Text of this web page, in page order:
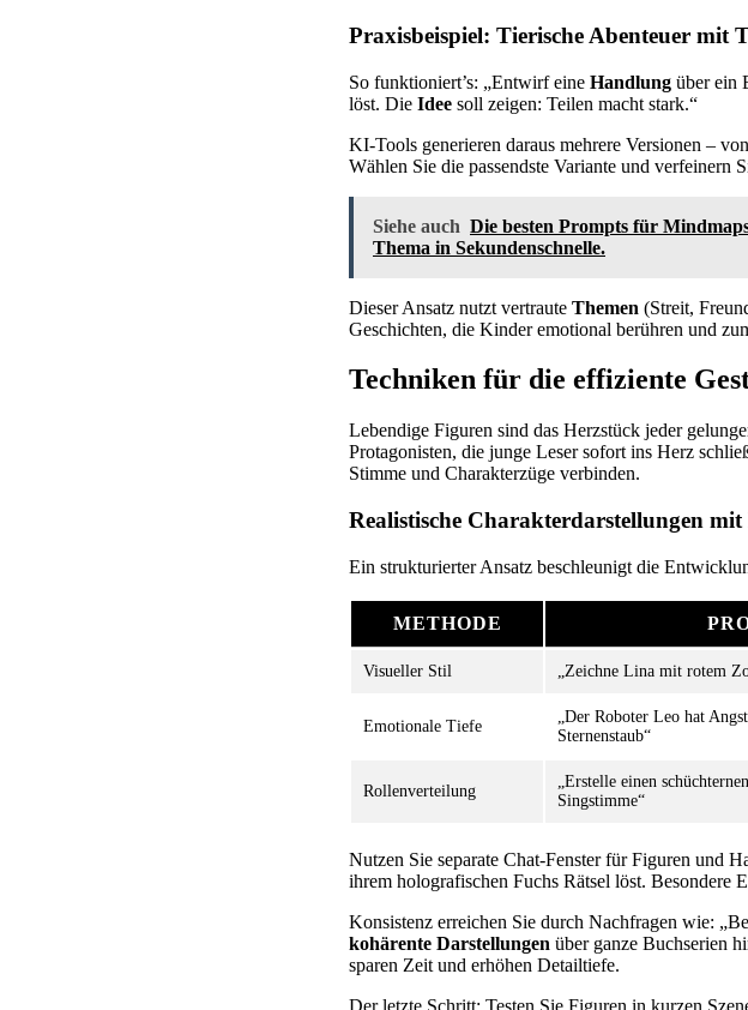
Praxisbeispiel: Tierische Abenteuer mit
So funktioniert’s: „Entwirf eine Handlung über ein
löst. Die Idee soll zeigen: Teilen macht stark.“
KI-Tools generieren daraus mehrere Versionen –
Wählen Sie die passendste Variante und verfeinern
Siehe auch Die besten Prompts für
Thema in Sekundenschnelle.
Dieser Ansatz nutzt vertraute Themen (Streit,
Geschichten, die Kinder emotional berühren und
Techniken für die effiziente
Lebendige Figuren sind das Herzstück jeder
Protagonisten, die junge Leser sofort ins Herz
Stimme und Charakterzüge verbinden.
Realistische Charakterdarstellungen
Ein strukturierter Ansatz beschleunigt die
METHODE
Visueller Stil „Zeichne Lina mit rotem
Emotionale Tiefe
„Der Roboter Leo hat
Sternenstaub“
Rollenverteilung
„Erstelle einen
Singstimme“
Nutzen Sie separate Chat-Fenster für Figuren und
ihrem holografischen Fuchs Rätsel löst. Besondere
Konsistenz erreichen Sie durch Nachfragen wie:
kohärente Darstellungen über ganze Buchserien
sparen Zeit und erhöhen Detailtiefe.
Der letzte Schritt: Testen Sie Figuren in kurzen